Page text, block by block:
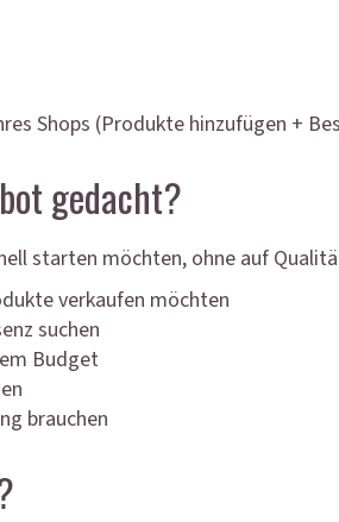
Shops (Produkte hinzufügen +
gedacht?
starten möchten, ohne auf
verkaufen möchten
suchen
Budget
brauchen